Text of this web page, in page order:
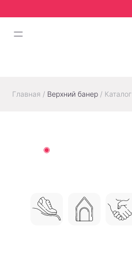
Главная / Верхний банер / Каталог